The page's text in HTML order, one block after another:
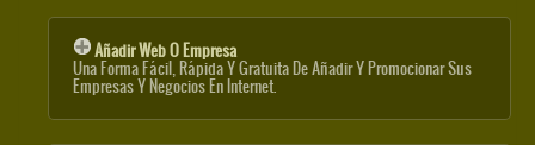
Añadir Web O Empresa
Una Forma Fácil, Rápida Y Gratuita De Añadir Y Promocionar Sus
Empresas Y Negocios En Internet.